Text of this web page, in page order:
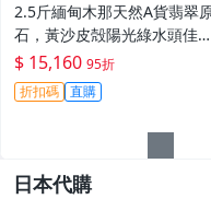
2.5斤緬甸木那天然A貨翡翠
石，黃沙皮殻陽光綠水頭佳，
種水圓潤形體工整，適合打造
手鐲，皮殼緊致沙質細膩，內
含美色值得收藏。翡翠原石 翡
$ 15,160 95折
折扣碼 直購
日本代購